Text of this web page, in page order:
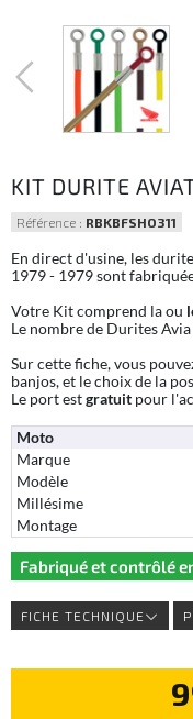
KIT DURITE
Référence : RBKBFSHO311
En direct d'usine, les
1979 - 1979 sont
Votre Kit comprend la ou
Le nombre de Durites
Sur cette fiche, vous
banjos, et le choix de la
Le port estgratuit pour
Moto
Marque
Modèle
Millésime
Montage
Fabriqué et contrôlé
FICHE TECHNIQUE